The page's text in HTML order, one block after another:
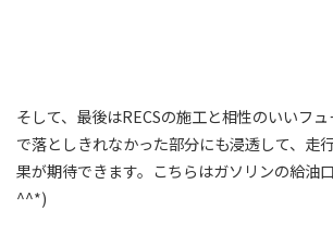
そして、最後はRECSの施工と相性のいいフ
で落としきれなかった部分にも浸透して、走
果が期待できます。こちらはガソリンの給油
^^*)